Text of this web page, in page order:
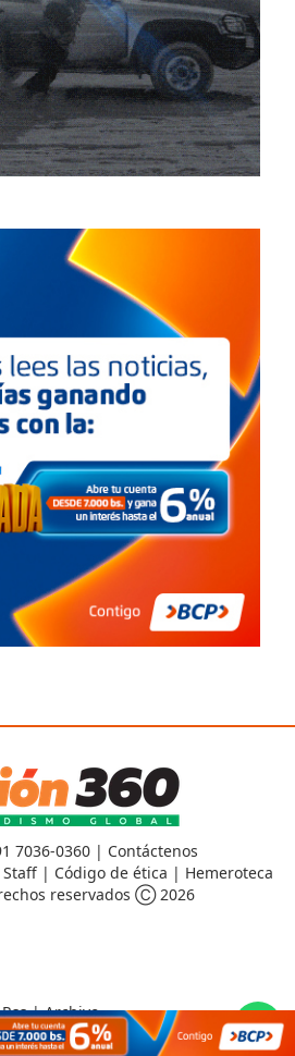
7036-0360 | Contáctenos
Staff| Código de ética | Hemeroteca
reservados Ⓒ 2026
Rss|Archivo
mediosbyTroop